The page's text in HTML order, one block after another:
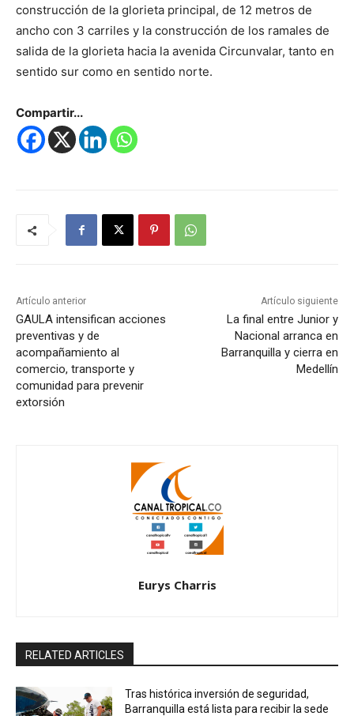
construcción de la glorieta principal, de 12 metros de
ancho con 3 carriles y la construcción de los ramales de
salida de la glorieta hacia la avenida Circunvalar, tanto en
sentido sur como en sentido norte.
Compartir...
Artículo anterior
GAULA intensifican acciones
preventivas y de
acompañamiento al
comercio, transporte y
comunidad para prevenir
extorsión
Artículo siguiente
La final entre Junior y
Nacional arranca en
Barranquilla y cierra en
Medellín
Eurys Charris
RELATED ARTICLES
Tras histórica inversión de seguridad,
Barranquilla está lista para recibir la sede